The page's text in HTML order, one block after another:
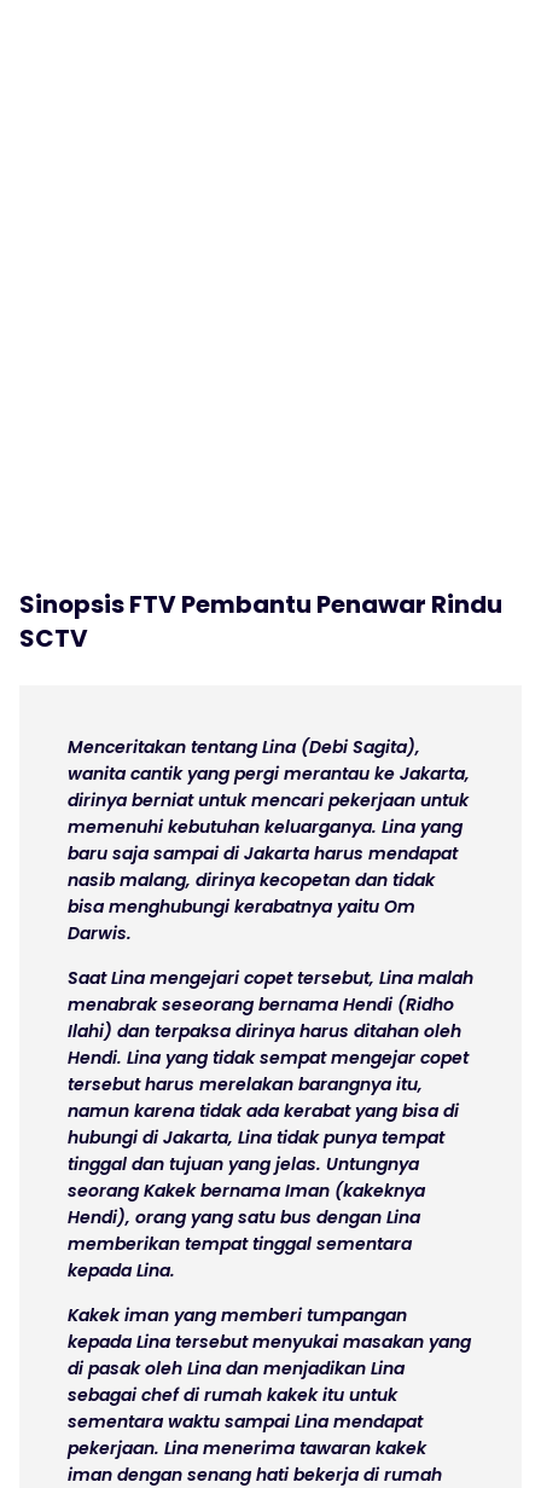
Sinopsis FTV Pembantu Penawar Rindu
SCTV
Menceritakan tentang Lina (Debi Sagita),
wanita cantik yang pergi merantau ke Jakarta,
dirinya berniat untuk mencari pekerjaan untuk
memenuhi kebutuhan keluarganya. Lina yang
baru saja sampai di Jakarta harus mendapat
nasib malang, dirinya kecopetan dan tidak
bisa menghubungi kerabatnya yaitu Om
Darwis.
Saat Lina mengejari copet tersebut, Lina malah
menabrak seseorang bernama Hendi (Ridho
Ilahi) dan terpaksa dirinya harus ditahan oleh
Hendi. Lina yang tidak sempat mengejar copet
tersebut harus merelakan barangnya itu,
namun karena tidak ada kerabat yang bisa di
hubungi di Jakarta, Lina tidak punya tempat
tinggal dan tujuan yang jelas. Untungnya
seorang Kakek bernama Iman (kakeknya
Hendi), orang yang satu bus dengan Lina
memberikan tempat tinggal sementara
kepada Lina.
Kakek iman yang memberi tumpangan
kepada Lina tersebut menyukai masakan yang
di pasak oleh Lina dan menjadikan Lina
sebagai chef di rumah kakek itu untuk
sementara waktu sampai Lina mendapat
pekerjaan. Lina menerima tawaran kakek
iman dengan senang hati bekerja di rumah